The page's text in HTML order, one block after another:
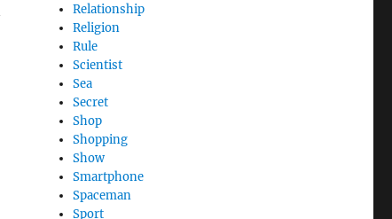
Relationship
Religion
Rule
Scientist
Sea
Secret
Shop
Shopping
Show
Smartphone
Spaceman
Sport